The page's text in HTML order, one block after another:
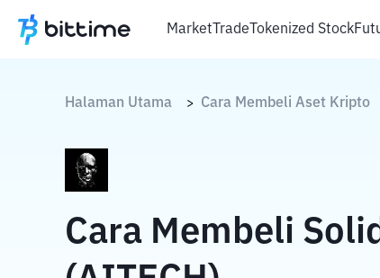
MarketTradeTokenized Stock
Halaman Utama > Cara Membeli Aset Kripto
Cara Membeli